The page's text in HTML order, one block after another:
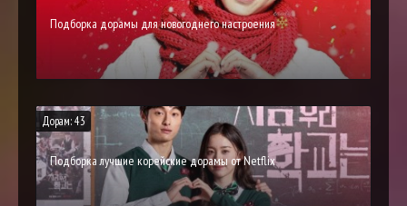
Подборка дорамы для новогоднего настроения
Дорам: 43
Подборка лучшие корейские дорамы от Netflix